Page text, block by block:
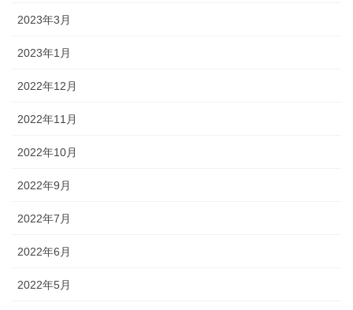
2023年3月
2023年1月
2022年12月
2022年11月
2022年10月
2022年9月
2022年7月
2022年6月
2022年5月